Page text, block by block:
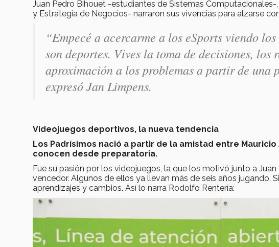
Juan Pedro Bihouet -estudiantes de Sistemas
y Estrategia de Negocios- narraron sus vivencias para alzarse
“Empecé a acercarme a los eSports viendo
son deportes. Vives la toma de decisiones,
aproximación a los problemas a partir de una
expresó Jan Limpens.
Videojuegos deportivos, la nueva tendencia
Los Padrísimos nació a partir de la amistad entre
conocen desde preparatoria.
Fue su pasión por los videojuegos, la que los motivó junto a
vencedor. Algunos de ellos ya llevan más de seis años jugando.
aprendizajes y cambios. Así lo narra Rodolfo Rentería: